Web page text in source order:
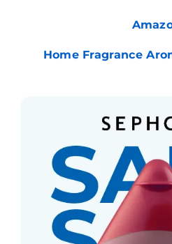
Home Fragrance